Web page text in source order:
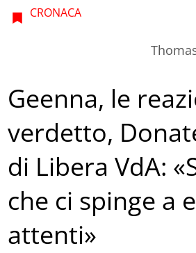
CRONACA
Geenna, le
verdetto,
di Libera VdA:
che ci spinge a
attenti»